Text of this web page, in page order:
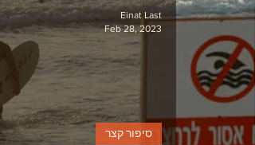
סיפור קצר
Einat Last
Feb 28, 2023